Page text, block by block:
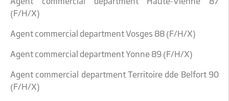
(F/H/X)
Agent commercial department Vosges 88 (F/H/X)
Agent commercial department Yonne 89 (F/H/X)
Agent commercial department Territoire dde Belfort 90
(F/H/X)